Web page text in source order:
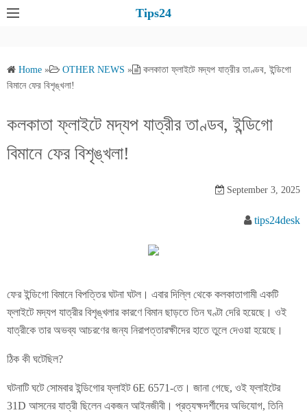
Tips24
Home » OTHER NEWS »
কলকাতা ফ্লাইটে মদ্যপ যাত্রীর তাণ্ডব, ইন্ডিগো
বিমানে ফের বিশৃঙ্খলা!
কলকাতা ফ্লাইটে মদ্যপ যাত্রীর তাণ্ডব, ইন্ডিগো
বিমানে ফের বিশৃঙ্খলা!
September 3, 2025
tips24desk
ফের ইন্ডিগো বিমানে বিপত্তির ঘটনা ঘটল। এবার দিল্লি থেকে কলকাতাগামী একটি
ফ্লাইটে মদ্যপ যাত্রীর বিশৃঙ্খলার কারণে বিমান ছাড়তে তিন ঘণ্টা দেরি হয়েছে। ওই
যাত্রীকে তার অভব্য আচরণের জন্য নিরাপত্তারক্ষীদের হাতে তুলে দেওয়া হয়েছে।
ঠিক কী ঘটেছিল?
ঘটনাটি ঘটে সোমবার ইন্ডিগোর ফ্লাইট 6E 6571-তে। জানা গেছে, ওই ফ্লাইটের
31D আসনের যাত্রী ছিলেন একজন আইনজীবী। প্রত্যক্ষদর্শীদের অভিযোগ, তিনি